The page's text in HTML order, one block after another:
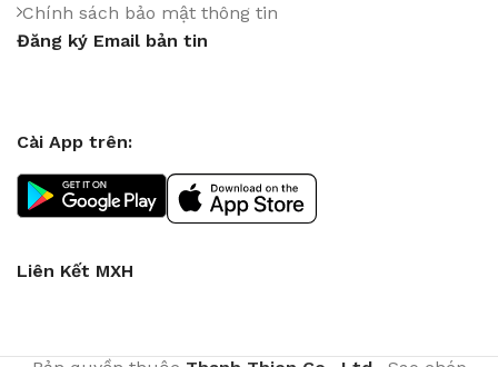
Chính sách bảo mật thông tin
Đăng ký Email bản tin
Cài App trên:
Liên Kết MXH